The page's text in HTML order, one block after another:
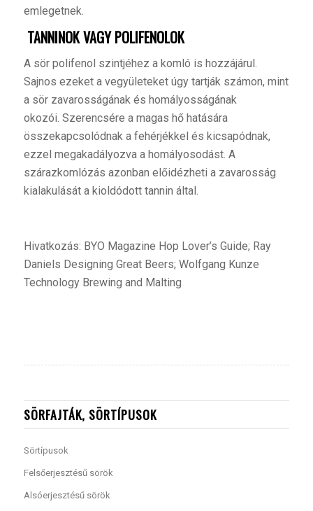
emlegetnek.
TANNINOK VAGY POLIFENOLOK
A sör polifenol szintjéhez a komló is hozzájárul.
Sajnos ezeket a vegyületeket úgy tartják számon, mint
a sör zavarosságának és homályosságának
okozói. Szerencsére a magas hő hatására
összekapcsolódnak a fehérjékkel és kicsapódnak,
ezzel megakadályozva a homályosodást. A
szárazkomlózás azonban előidézheti a zavarosság
kialakulását a kioldódott tannin által.
Hivatkozás: BYO Magazine Hop Lover’s Guide; Ray
Daniels Designing Great Beers; Wolfgang Kunze
Technology Brewing and Malting
SÖRFAJTÁK, SÖRTÍPUSOK
Sörtípusok
Felsőerjesztésű sörök
Alsóerjesztésű sörök